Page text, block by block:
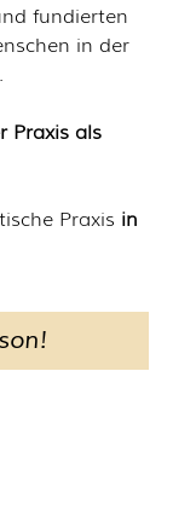
fundierten
in der
Praxis als
Praxis in